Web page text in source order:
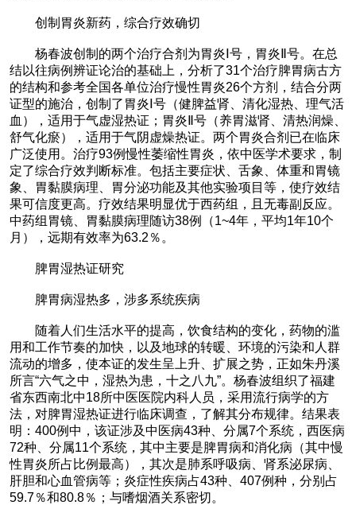
创制胃炎新药，综合疗效确切
杨春波创制的两个治疗合剂为胃炎Ⅰ号，胃炎Ⅱ号。在总
结以往病例辨证论治的基础上，分析了31个治疗脾胃病古方
的结构和参考全国各单位治疗慢性胃炎26个方剂，结合分两
证型的施治，创制了胃炎Ⅰ号（健脾益肾、清化湿热、理气活
血），适用于气虚湿热证；胃炎Ⅱ号（养胃滋肾、清热润燥、
舒气化瘀），适用于气阴虚燥热证。两个胃炎合剂已在临床
广泛使用。治疗93例慢性萎缩性胃炎，依中医学术要求，制
定了综合疗效判断标准。包括主要症状、舌象、体重和胃镜
象、胃黏膜病理、胃分泌功能及其他实验项目等，使疗效结
果可信度更高。疗效结果明显优于西药组，且无毒副反应。
中药组胃镜、胃黏膜病理随访38例（1~4年，平均1年10个
月），远期有效率为63.2％。
脾胃湿热证研究
脾胃病湿热多，涉多系统疾病
随着人们生活水平的提高，饮食结构的变化，药物的滥
用和工作节奏的加快，以及地球的转暖、环境的污染和人群
流动的增多，使本证的发生呈上升、扩展之势，正如朱丹溪
所言“六气之中，湿热为患，十之八九”。杨春波组织了福建
省东西南北中18所中医医院内科人员，采用流行病学的方
法，对脾胃湿热证进行临床调查，了解其分布规律。结果表
明：400例中，该证涉及中医病43种、分属7个系统，西医病
72种、分属11个系统，其中主要是脾胃病和消化病（其中慢
性胃炎所占比例最高），其次是肺系呼吸病、肾系泌尿病、
肝胆和心血管病等；炎症性疾病占43种、407例种，分别占
59.7％和80.8％；与嗜烟酒关系密切。